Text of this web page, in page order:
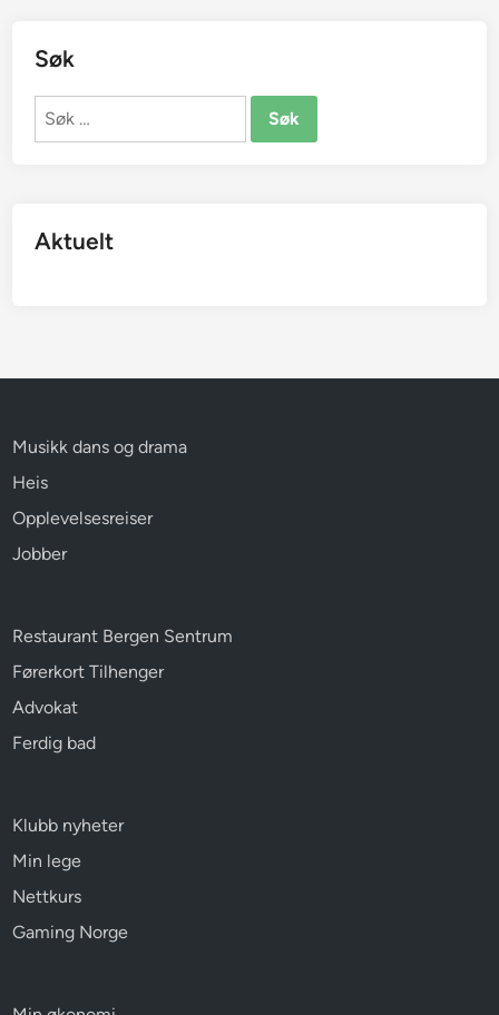
Søk
Søk
Aktuelt
Musikk dans og drama
Heis
Opplevelsesreiser
Jobber
Restaurant Bergen Sentrum
Førerkort Tilhenger
Advokat
Ferdig bad
Klubb nyheter
Min lege
Nettkurs
Gaming Norge